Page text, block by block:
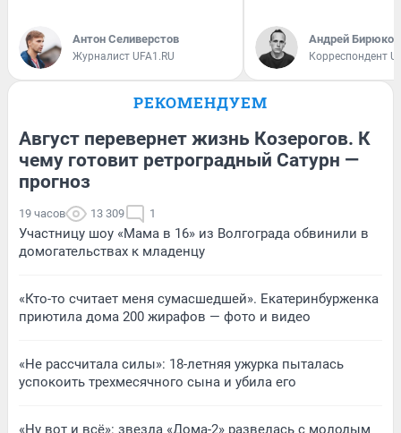
Антон Селиверстов
Журналист UFA1.RU
Андрей Бирюков
Корреспондент
РЕКОМЕНДУЕМ
Август перевернет жизнь Козерогов. К
чему готовит ретроградный Сатурн —
прогноз
19 часов 13 309 1
Участницу шоу «Мама в 16» из Волгограда обвинили в
домогательствах к младенцу
«Кто-то считает меня сумасшедшей». Екатеринбурженка
приютила дома 200 жирафов — фото и видео
«Не рассчитала силы»: 18-летняя ужурка пыталась
успокоить трехмесячного сына и убила его
«Ну вот и всё»: звезда «Дома-2» развелась с молодым